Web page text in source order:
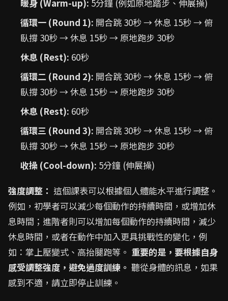
暖身 (Warm-up): 5分鐘 (例如原地踏步、伸展操)
循環一 (Round 1): 開合跳 30秒 → 休息 15秒 → 俯
臥撐 30秒 → 休息 15秒 → 原地跑步 30秒
休息 (Rest): 60秒
循環二 (Round 2): 開合跳 30秒 → 休息 15秒 → 俯
臥撐 30秒 → 休息 15秒 → 原地跑步 30秒
休息 (Rest): 60秒
循環三 (Round 3): 開合跳 30秒 → 休息 15秒 → 俯
臥撐 30秒 → 休息 15秒 → 原地跑步 30秒
收操 (Cool-down): 5分鐘 (伸展操)
強度調整： 這個課表可以根據個人體能水平進行調整。
例如，初學者可以減少每個動作的持續時間，或增加休
息時間；進階者則可以增加每個動作的持續時間，減少
休息時間，或者在動作中加入更具挑戰性的變化，例
如：掌上壓變式、高抬腿跑等。 重要的是，要根據自身
感受調整強度，避免過度訓練。 聽從身體的訊息，如果
感到不適，請立即停止訓練。